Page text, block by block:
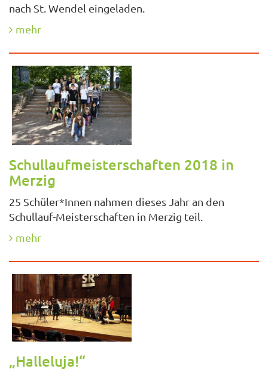
nach St. Wendel eingeladen.
mehr
Schullaufmeisterschaften 2018 in
Merzig
25 Schüler*Innen nahmen dieses Jahr an den
Schullauf-Meisterschaften in Merzig teil.
mehr
„Halleluja!“